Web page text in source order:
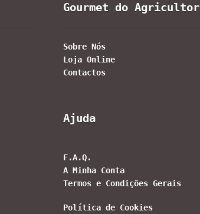
Gourmet do Agricultor
Sobre Nós
Loja Online
Contactos
Ajuda
F.A.Q.
A Minha Conta
Termos e Condições Gerais
Política de Cookies